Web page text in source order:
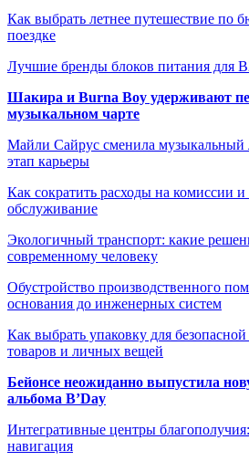
Как выбрать летнее путешествие по
поездке
Лучшие бренды блоков питания для
Шакира и Burna Boy удерживают
музыкальном чарте
Майли Сайрус сменила музыкальный
этап карьеры
Как сократить расходы на комиссии и
обслуживание
Экологичный транспорт: какие
современному человеку
Обустройство производственного
основания до инженерных систем
Как выбрать упаковку для
товаров и личных вещей
Бейонсе неожиданно выпустила
альбома B’Day
Интегративные центры
навигация